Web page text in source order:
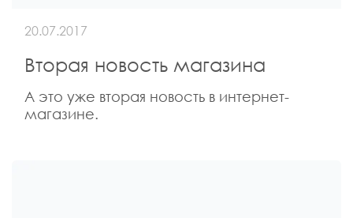
Вторая новость магазина
А это уже вторая новость в интернет-
магазине.
20.07.2017